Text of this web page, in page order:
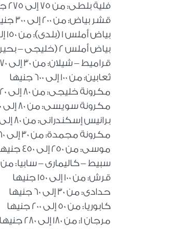
فلية بلطى: من 75 إلى 275 جنيها
قشر بياض: من 200 إلى 300 جنيها
بياض أملس 1 (بلدى): من 150 إلى 250 جنيها
بياض أملس 2 (خليجى – بحيرة ناصر – مزارع): من 80 إلى 140 جنيها
قراميط – شيلان: من 30 إلى 70 جنيها
ثعابين: من 100 إلى 600 جنيها
مكرونة خليجى: من 80 إلى 120 جنيها
مكرونة سويسى: من 80 إلى 150 جنيها
برانيس إسكندرانى: من 80 إلى 150 جنيها
مكرونة مجمدة: من 30 إلى 60 جنيها
موسى: من 250 إلى 450 جنيها
سبيط – كاليمارى – سابيا: من 250 إلى 450 جنيها
قرش: من 100 إلى 150 جنيها
حدادى: من 30 إلى 60 جنيها
كابوريا: من 50 إلى 200 جنيها
مرجان 1: من 180 إلى 280 جنيها